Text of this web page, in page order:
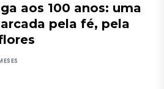
aos 100 anos: uma
pela fé, pela